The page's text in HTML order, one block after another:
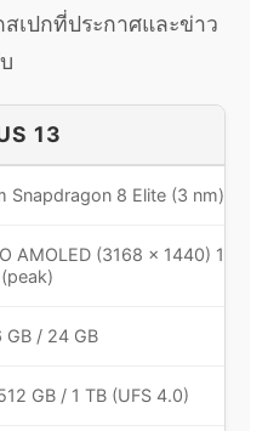
เปกที่ประกาศและข่าว
13
Snapdragon 8 Elite (3 nm)
AMOLED (3168 x 1440)
GB / 24 GB
GB / 1 TB (UFS 4.0)